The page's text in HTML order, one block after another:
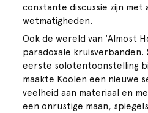
constante discussie zijn met
wetmatigheden.
Ook de wereld van 'Almost
paradoxale kruisverbanden.
eerste solotentoonstelling
maakte Koolen een nieuwe
veelheid aan materiaal en
een onrustige maan,